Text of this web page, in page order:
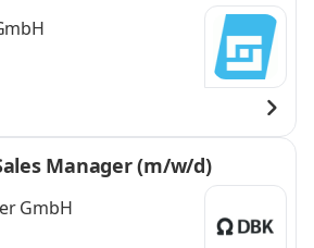
Manager (m/w/d)
GmbH